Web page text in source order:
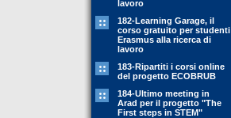
lavoro
182-Learning Garage, il
corso gratuito per studenti
Erasmus alla ricerca di
lavoro
183-Ripartiti i corsi online
del progetto ECOBRUB
184-Ultimo meeting in
Arad per il progetto "The
First steps in STEM"